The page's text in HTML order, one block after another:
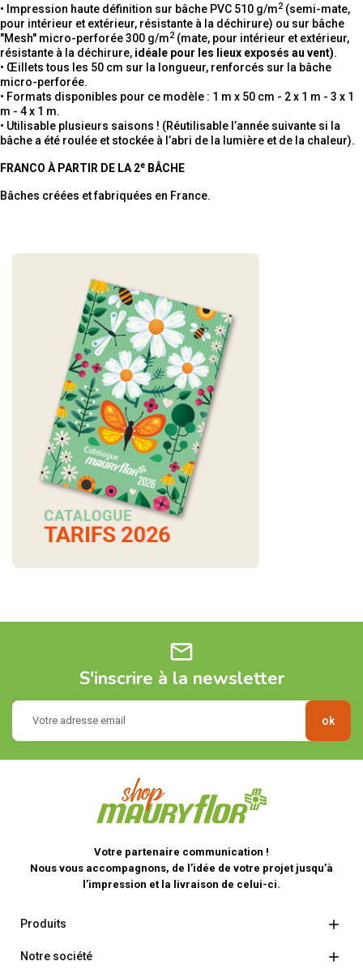
• Impression haute définition sur bâche PVC 510 g/m2 (semi-mate,
pour intérieur et extérieur, résistante à la déchirure) ou sur bâche
"Mesh" micro-perforée 300 g/m2 (mate, pour intérieur et extérieur,
résistante à la déchirure, idéale pour les lieux exposés au vent).
• Œillets tous les 50 cm sur la longueur, renforcés sur la bâche
micro-perforée.
• Formats disponibles pour ce modèle : 1 m x 50 cm - 2 x 1 m - 3 x 1
m - 4 x 1 m.
• Utilisable plusieurs saisons ! (Réutilisable l’année suivante si la
bâche a été roulée et stockée à l’abri de la lumière et de la chaleur).
FRANCO À PARTIR DE LA 2e BÂCHE
Bâches créées et fabriquées en France.
mail
S'inscrire à la newsletter
Votre partenaire communication !
Nous vous accompagnons, de l’idée de votre projet jusqu’à
l’impression et la livraison de celui-ci.
Produits 
Notre société 